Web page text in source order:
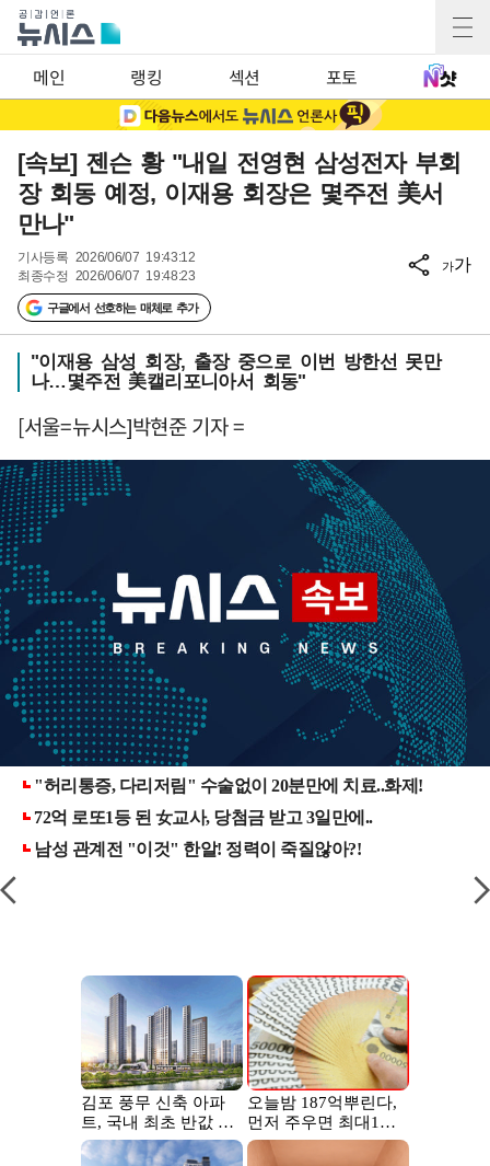
메인 랭킹 섹션 포토
[속보] 젠슨 황 "내일 전영현 삼성전자 부회
장 회동 예정, 이재용 회장은 몇주전 美서
만나"
기사등록 2026/06/07 19:43:12
최종수정 2026/06/07 19:48:23
구글에서 선호하는 매체로 추가
가가
"이재용 삼성 회장, 출장 중으로 이번 방한선 못만
나…몇주전 美캘리포니아서 회동"
[서울=뉴시스]박현준 기자 =